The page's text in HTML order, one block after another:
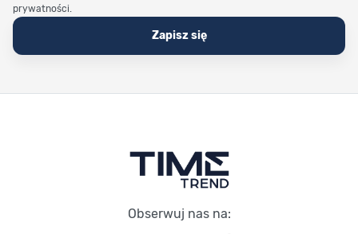
prywatności.
Zapisz się
Obserwuj nas na: